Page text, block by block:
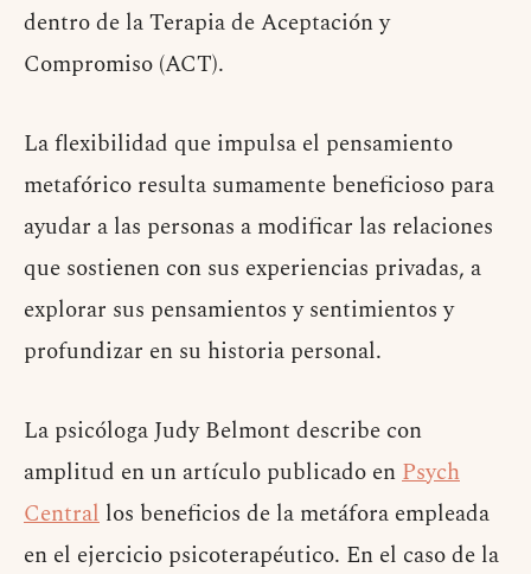
dentro de la Terapia de Aceptación y
Compromiso (ACT).
La flexibilidad que impulsa el pensamiento
metafórico resulta sumamente beneficioso para
ayudar a las personas a modificar las relaciones
que sostienen con sus experiencias privadas, a
explorar sus pensamientos y sentimientos y
profundizar en su historia personal.
La psicóloga Judy Belmont describe con
amplitud en un artículo publicado enPsych
Central los beneficios de la metáfora empleada
en el ejercicio psicoterapéutico. En el caso de la